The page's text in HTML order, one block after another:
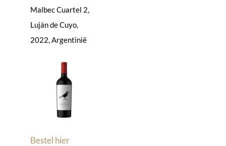
Malbec Cuartel 2,
Luján de Cuyo,
2022, Argentinië
Bestel hier